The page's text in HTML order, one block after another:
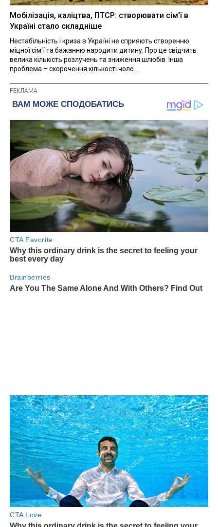
Мобілізація, каліцтва, ПТСР: створювати сім'ї в
Україні стало складніше
Нестабільність і криза в Україні не сприяють створенню
міцної сім'ї та бажанню народити дитину. Про це свідчить
велика кількість розлучень та зниження шлюбів. Інша
проблема – скорочення кількості чоло...